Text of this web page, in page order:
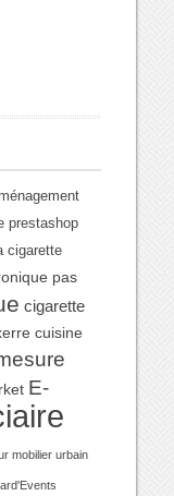
prestashop
cigarette
pas
cigarette
cuisine
E-
mobilier urbain